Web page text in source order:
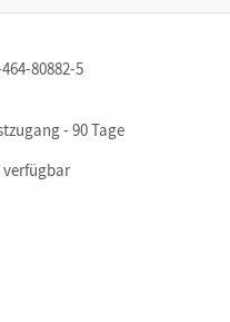
80882-5
- 90 Tage